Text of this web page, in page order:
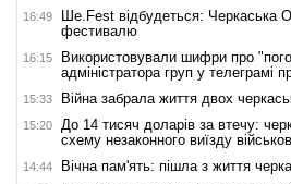
16:49
Ше.Fest відбудеться: Черкаська
фестивалю
16:15
Використовували шифри про
адміністратора груп у телеграмі
15:33 Війна забрала життя двох
15:20
До 14 тисяч доларів за втечу:
схему незаконного виїзду
14:44 Вічна пам'ять: пішла з життя